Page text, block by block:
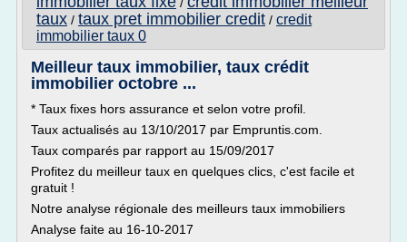
taux / taux pret immobilier credit / credit
immobilier taux 0
Meilleur taux immobilier, taux crédit
immobilier octobre ...
* Taux fixes hors assurance et selon votre profil.
Taux actualisés au 13/10/2017 par Empruntis.com.
Taux comparés par rapport au 15/09/2017
Profitez du meilleur taux en quelques clics, c'est facile et
gratuit !
Notre analyse régionale des meilleurs taux immobiliers
Analyse faite au 16-10-2017